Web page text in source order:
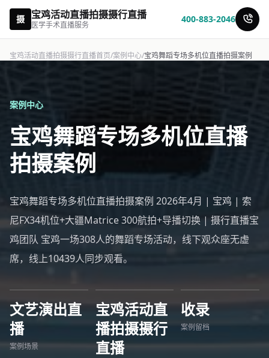
摄 宝鸡活动直播拍摄摄行直播
医学手术直播服务
400-883-2046
宝鸡活动直播拍摄摄行直播首页/案例中心/宝鸡舞蹈专场多机位直播拍摄案例
案例中心
宝鸡舞蹈专场多机位直播
拍摄案例
宝鸡舞蹈专场多机位直播拍摄案例 2026年4月 | 宝鸡 | 索
尼FX34机位+大疆Matrice 300航拍+导播切换 | 摄行直播宝
鸡团队 宝鸡一场308人的舞蹈专场活动，线下观众座无虚
席，线上10439人同步观看。
文艺演出直
播
案例场景
宝鸡活动直
播拍摄摄行
直播
收录
案例留档